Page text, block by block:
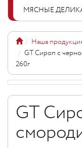
МЯСНЫЕ
Наша
GT Сироп с
260г
GT